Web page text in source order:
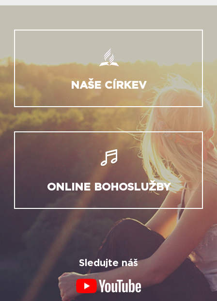
NAŠE CÍRKEV
ONLINE BOHOSLUŽBY
Sledujte náš